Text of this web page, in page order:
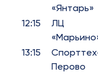
«Янтарь»
12:15
ЛЦ
13:15
Перово